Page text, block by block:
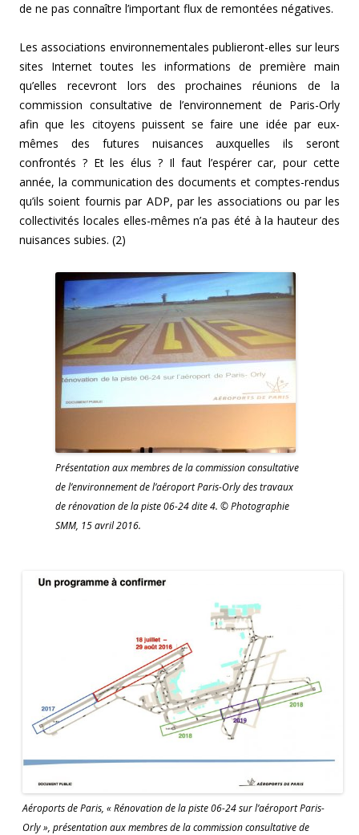
de ne pas connaître l’important flux de remontées négatives.
Les associations environnementales publieront-elles sur leurs
sites Internet toutes les informations de première main
qu’elles recevront lors des prochaines réunions de la
commission consultative de l’environnement de Paris-Orly
afin que les citoyens puissent se faire une idée par eux-
mêmes des futures nuisances auxquelles ils seront
confrontés ? Et les élus ? Il faut l’espérer car, pour cette
année, la communication des documents et comptes-rendus
qu’ils soient fournis par ADP, par les associations ou par les
collectivités locales elles-mêmes n’a pas été à la hauteur des
nuisances subies. (2)
Présentation aux membres de la commission consultative
de l’environnement de l’aéroport Paris-Orly des travaux
de rénovation de la piste 06-24 dite 4. © Photographie
SMM, 15 avril 2016.
Aéroports de Paris, « Rénovation de la piste 06-24 sur l’aéroport Paris-
Orly », présentation aux membres de la commission consultative de